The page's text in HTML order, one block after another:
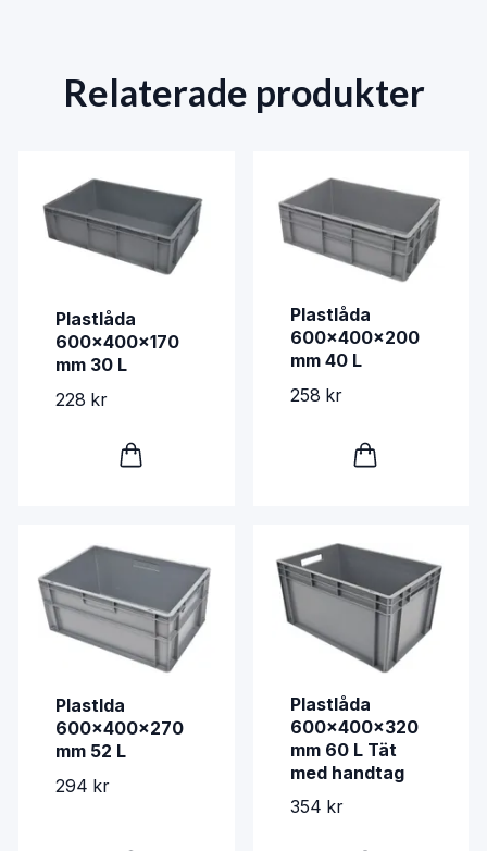
Relaterade produkter
Plastlåda
600x400x170
mm 30 L
228 kr
Plastlåda
600x400x200
mm 40 L
258 kr
Plastlda
600x400x270
mm 52 L
294 kr
Plastlåda
600x400x320
mm 60 L Tät
med handtag
354 kr